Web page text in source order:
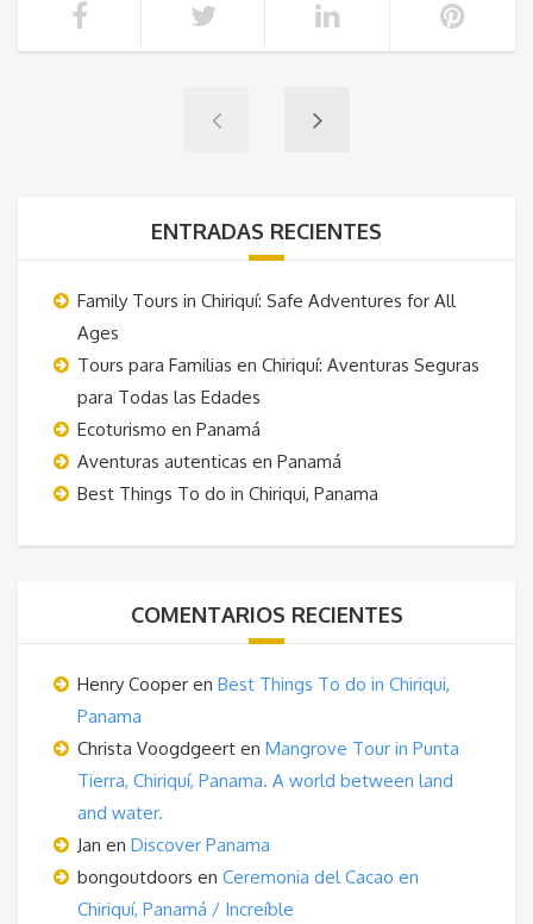
ENTRADAS RECIENTES
Family Tours in Chiriquí: Safe Adventures for All
Ages
Tours para Familias en Chiriquí: Aventuras Seguras
para Todas las Edades
Ecoturismo en Panamá
Aventuras autenticas en Panamá
Best Things To do in Chiriqui, Panama
COMENTARIOS RECIENTES
Henry Cooper en Best Things To do in Chiriqui,
Panama
Christa Voogdgeert en Mangrove Tour in Punta
Tierra, Chiriquí, Panama. A world between land
and water.
Jan en Discover Panama
bongoutdoors en Ceremonia del Cacao en
Chiriquí, Panamá / Increíble